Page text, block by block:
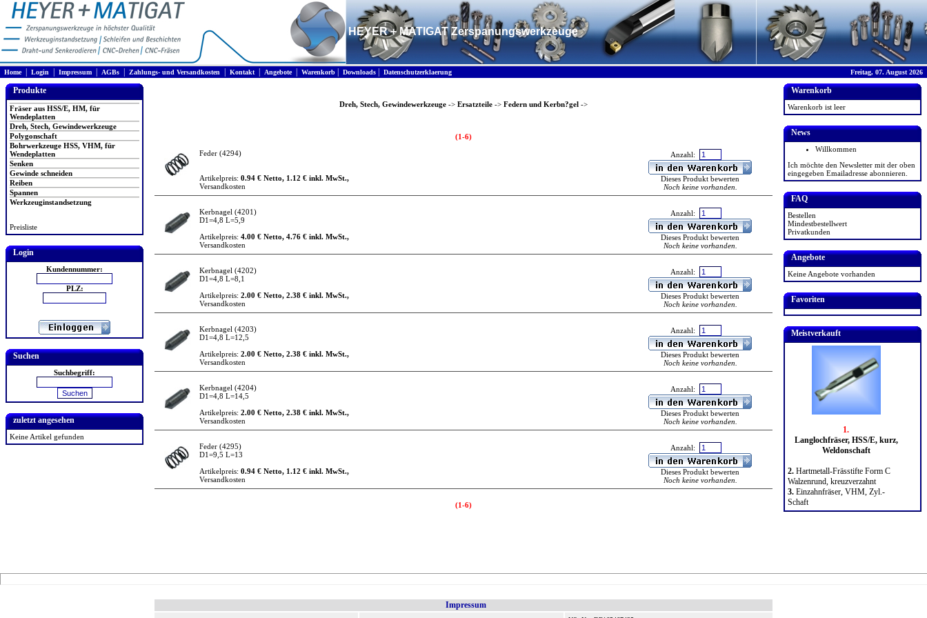
HEYER + MATIGAT Zerspanungswerkzeuge
Home| Login Impressum AGBs Zahlungs- und Versandkosten Kontakt| Angebote| Warenkorb Downloads Datenschutzerklaerung Freitag, 07. August 2026
Produkte
Fräser aus HSS/E, HM, für
Wendeplatten
Dreh, Stech, Gewindewerkzeuge
Polygonschaft
Bohrwerkzeuge HSS, VHM, für
Wendeplatten
Senken
Gewinde schneiden
Reiben
Spannen
Werkzeuginstandsetzung
Preisliste
Login
Kundennummer:
PLZ:
Suchen
Suchbegriff:
zuletzt angesehen
Keine Artikel gefunden
Dreh, Stech, Gewindewerkzeuge -> Ersatzteile -> Federn und Kerbn?gel ->
(1-6)
Feder (4294)
Artikelpreis: 0.94 € Netto, 1.12 € inkl. MwSt.,
Versandkosten
Anzahl:
Dieses Produkt bewerten
Noch keine vorhanden.
Kerbnagel (4201)
D1=4,8 L=5,9
Artikelpreis: 4.00 € Netto, 4.76 € inkl. MwSt.,
Versandkosten
Anzahl:
Dieses Produkt bewerten
Noch keine vorhanden.
Kerbnagel (4202)
D1=4,8 L=8,1
Artikelpreis: 2.00 € Netto, 2.38 € inkl. MwSt.,
Versandkosten
Anzahl:
Dieses Produkt bewerten
Noch keine vorhanden.
Kerbnagel (4203)
D1=4,8 L=12,5
Artikelpreis: 2.00 € Netto, 2.38 € inkl. MwSt.,
Versandkosten
Anzahl:
Dieses Produkt bewerten
Noch keine vorhanden.
Kerbnagel (4204)
D1=4,8 L=14,5
Artikelpreis: 2.00 € Netto, 2.38 € inkl. MwSt.,
Versandkosten
Anzahl:
Dieses Produkt bewerten
Noch keine vorhanden.
Feder (4295)
D1=9,5 L=13
Artikelpreis: 0.94 € Netto, 1.12 € inkl. MwSt.,
Versandkosten
Anzahl:
Dieses Produkt bewerten
Noch keine vorhanden.
(1-6)
Warenkorb
Warenkorb ist leer
News
Willkommen
Ich möchte den Newsletter mit der oben
eingegeben Emailadresse abonnieren.
FAQ
Bestellen
Mindestbestellwert
Privatkunden
Angebote
Keine Angebote vorhanden
Favoriten
Meistverkauft
1.
Langlochfräser, HSS/E, kurz,
Weldonschaft
2. Hartmetall-Frässtifte Form C
Walzenrund, kreuzverzahnt
3. Einzahnfräser, VHM, Zyl.-
Schaft
Impressum